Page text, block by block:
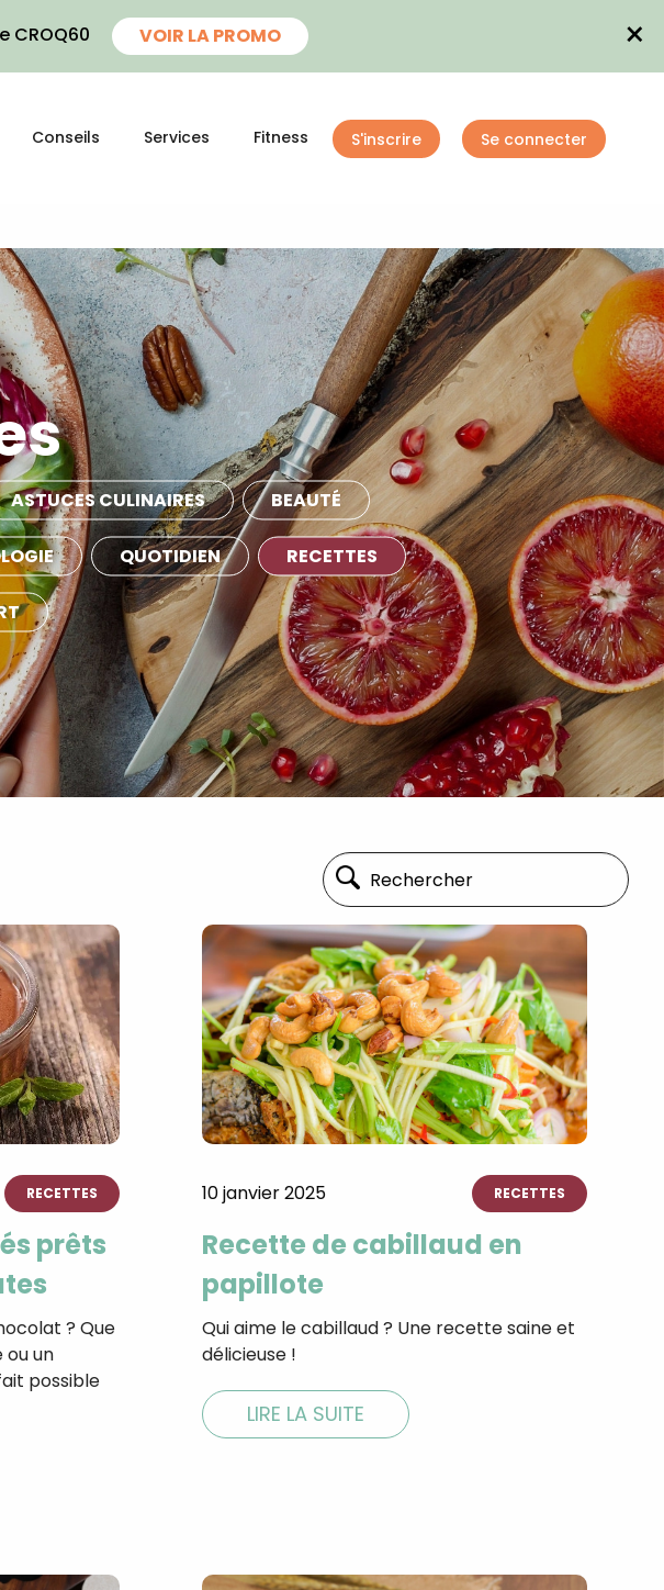
CROQ60 VOIR LA PROMO ×
Conseils Services Fitness S'inscrire Se connecter
ASTUCES CULINAIRES BEAUTÉ
QUOTIDIEN RECETTES
RECETTES
prêts
? Que
ou un
possible
10 janvier 2025 RECETTES
Recette de cabillaud en
papillote
Qui aime le cabillaud ? Une recette saine et
délicieuse !
LIRE LA SUITE